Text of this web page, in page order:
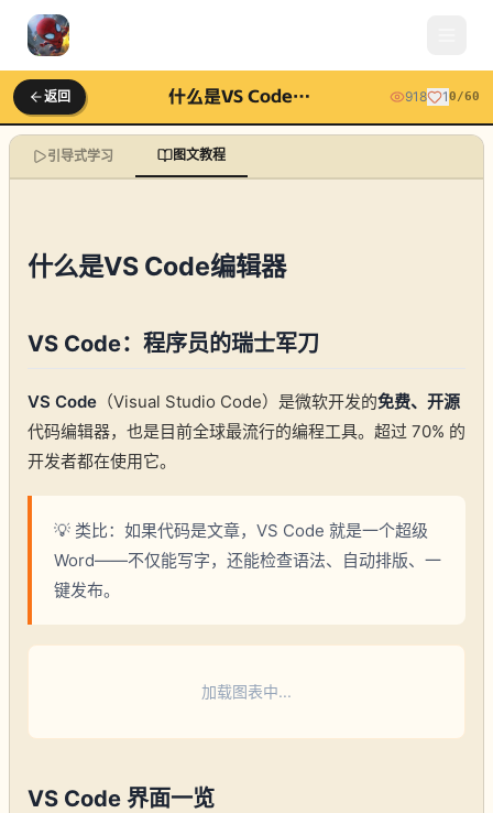
返回 什么是VS Code编辑器 918 10/60
引导式学习 图文教程
什么是VS Code编辑器
VS Code：程序员的瑞士军刀
VS Code （Visual Studio Code）是微软开发的免费、开源
代码编辑器，也是目前全球最流行的编程工具。超过 70% 的
开发者都在使用它。
💡 类比：如果代码是文章，VS Code 就是一个超级
Word——不仅能写字，还能检查语法、自动排版、一
键发布。
加载图表中...
VS Code 界面一览